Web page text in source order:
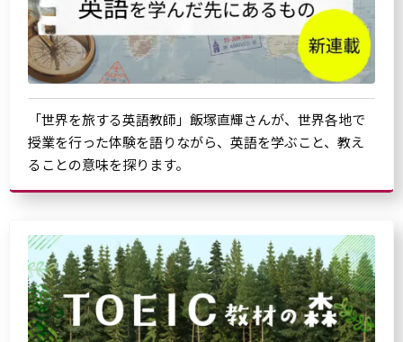
「世界を旅する英語教師」飯塚直輝さんが、世界各地で
授業を行った体験を語りながら、英語を学ぶこと、教え
ることの意味を探ります。